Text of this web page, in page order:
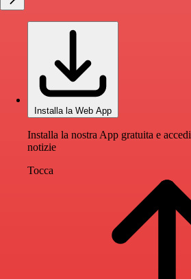
Installa la Web App
Installa la nostra App gratuita e
notizie
Tocca